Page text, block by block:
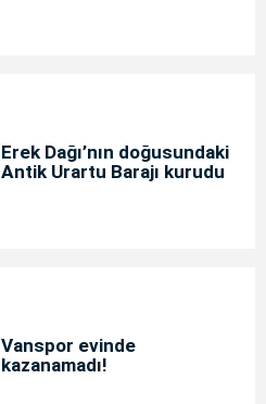
Erek Dağı’nın doğusundaki
Antik Urartu Barajı kurudu
Vanspor evinde
kazanamadı!